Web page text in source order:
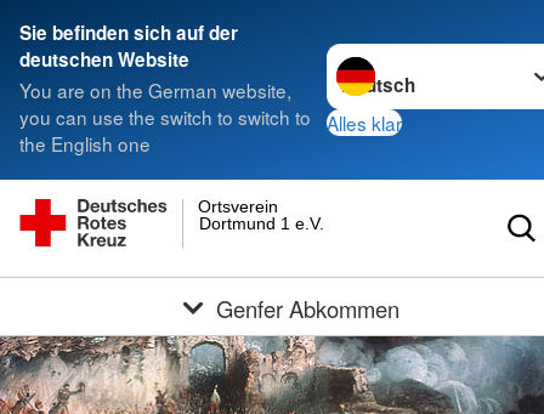
Sie befinden sich auf der
deutschen Website
You are on the German website,
you can use the switch to switch to
the English one
Sprache wechseln zu
Alles klar
Dortmund 1 e.V.
Ortsverein
Genfer Abkommen